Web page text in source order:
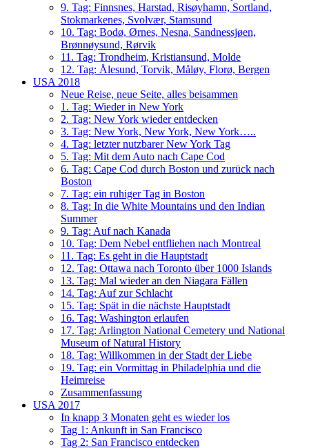
9. Tag: Finnsnes, Harstad, Risøyhamn, Sortland,
Stokmarkenes, Svolvær, Stamsund
10. Tag: Bodø, Ørnes, Nesna, Sandnessjøen,
Brønnøysund, Rørvik
11. Tag: Trondheim, Kristiansund, Molde
12. Tag: Ålesund, Torvik, Måløy, Florø, Bergen
USA 2018
Neue Reise, neue Seite, alles beisammen
1. Tag: Wieder in New York
2. Tag: New York wieder entdecken
3. Tag: New York, New York, New York…..
4. Tag: letzter nutzbarer New York Tag
5. Tag: Mit dem Auto nach Cape Cod
6. Tag: Cape Cod durch Boston und zurück nach
Boston
7. Tag: ein ruhiger Tag in Boston
8. Tag: In die White Mountains und den Indian
Summer
9. Tag: Auf nach Kanada
10. Tag: Dem Nebel entfliehen nach Montreal
11. Tag: Es geht in die Hauptstadt
12. Tag: Ottawa nach Toronto über 1000 Islands
13. Tag: Mal wieder an den Niagara Fällen
14. Tag: Auf zur Schlacht
15. Tag: Spät in die nächste Hauptstadt
16. Tag: Washington erlaufen
17. Tag: Arlington National Cemetery und National
Museum of Natural History
18. Tag: Willkommen in der Stadt der Liebe
19. Tag: ein Vormittag in Philadelphia und die
Heimreise
Zusammenfassung
USA 2017
In knapp 3 Monaten geht es wieder los
Tag 1: Ankunft in San Francisco
Tag 2: San Francisco entdecken